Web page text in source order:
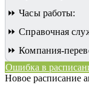
⏩ Часы работы:
⏩ Справочная
⏩ Компания-
Ошибка в
Новое расписание